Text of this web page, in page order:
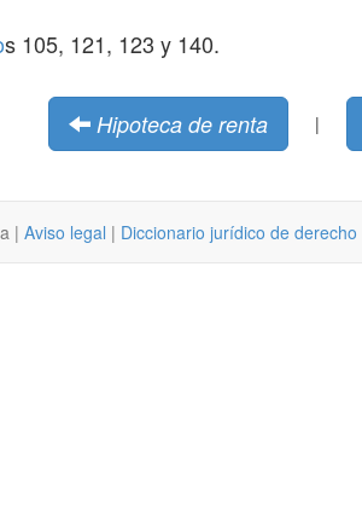
s 105, 121, 123 y 140.
Hipoteca de renta |
| Aviso legal | Diccionario jurídico de derecho